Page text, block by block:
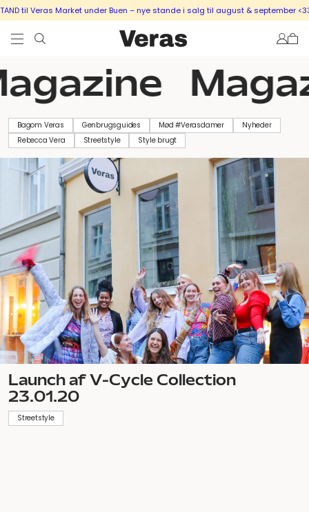
til Veras Market under Buen – nye stande i salg til august & september
Bagom Veras Genbrugsguides Mød #Verasdamer
Nyheder
Rebecca Vera
Streetstyle Style brugt
Launch af V-Cycle Collection
23.01.20
Streetstyle